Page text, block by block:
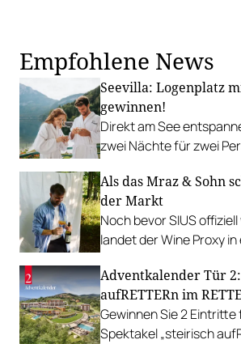
Empfohlene News
Seevilla: Logenplatz
gewinnen!
Direkt am See
zwei Nächte für zwei
Als das Mraz & Sohn
der Markt
Noch bevor SIUS
landet der Wine Proxy
Österreichs. Ein Zufall.
auch keiner.
Adventkalender Tür
aufRETTERn im
Resort
Gewinnen Sie 2
Spektakel „steirisch